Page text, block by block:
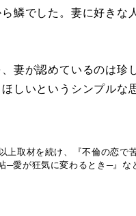
鱗でした。妻に好きな
妻が認めているのは珍
しいというシンプルな
上取材を続け、『不倫の恋で
─愛が狂気に変わるとき─』な